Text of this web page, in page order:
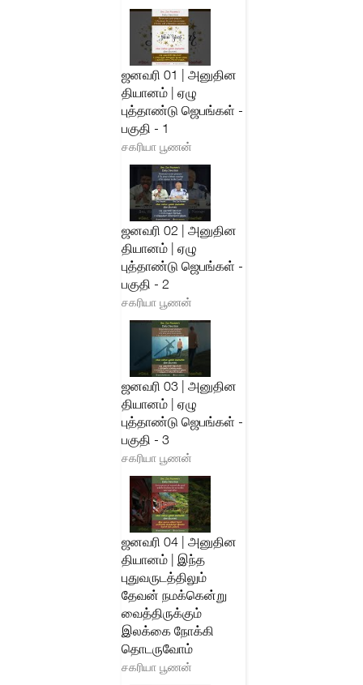
ஜனவரி 01 | அனுதின
தியானம் | ஏழு
புத்தாண்டு ஜெபங்கள் -
பகுதி - 1
சகரியா பூணன்
ஜனவரி 02 | அனுதின
தியானம் | ஏழு
புத்தாண்டு ஜெபங்கள் -
பகுதி - 2
சகரியா பூணன்
ஜனவரி 03 | அனுதின
தியானம் | ஏழு
புத்தாண்டு ஜெபங்கள் -
பகுதி - 3
சகரியா பூணன்
ஜனவரி 04 | அனுதின
தியானம் | இந்த
புதுவருடத்திலும்
தேவன் நமக்கென்று
வைத்திருக்கும்
இலக்கை நோக்கி
தொடருவோம்
சகரியா பூணன்